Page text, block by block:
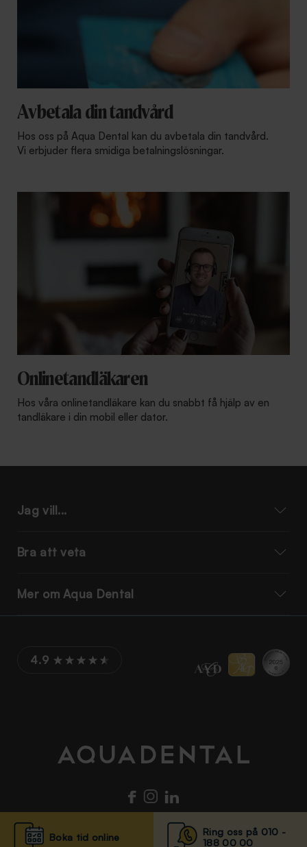
Avbetala din tandvård
Hos oss på Aqua Dental kan du avbetala din tandvård.
Vi erbjuder flera smidiga betalningslösningar.
Onlinetandläkaren
Hos våra onlinetandläkare kan du snabbt få hjälp av en
tandläkare i din mobil eller dator.
Boka tid online
Ring oss på 010 -
188 00 00
Jag vill...
Bra att veta
Mer om Aqua Dental
4.9
© Aqua Dental 2025 Integritetsmeddelande